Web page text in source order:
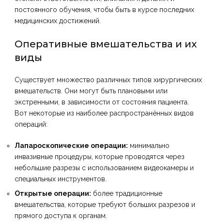
постоянного обучения, чтобы быть в курсе последних
медицинских достижений.
Оперативные вмешательства и их
виды
Существует множество различных типов хирургических
вмешательств. Они могут быть плановыми или
экстренными, в зависимости от состояния пациента.
Вот некоторые из наиболее распространённых видов
операций:
Лапароскопические операции: минимально
инвазивные процедуры, которые проводятся через
небольшие разрезы с использованием видеокамеры и
специальных инструментов.
Открытые операции: более традиционные
вмешательства, которые требуют больших разрезов и
прямого доступа к органам.